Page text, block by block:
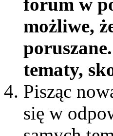
możliwe,
tematy,
Pisząc
się w